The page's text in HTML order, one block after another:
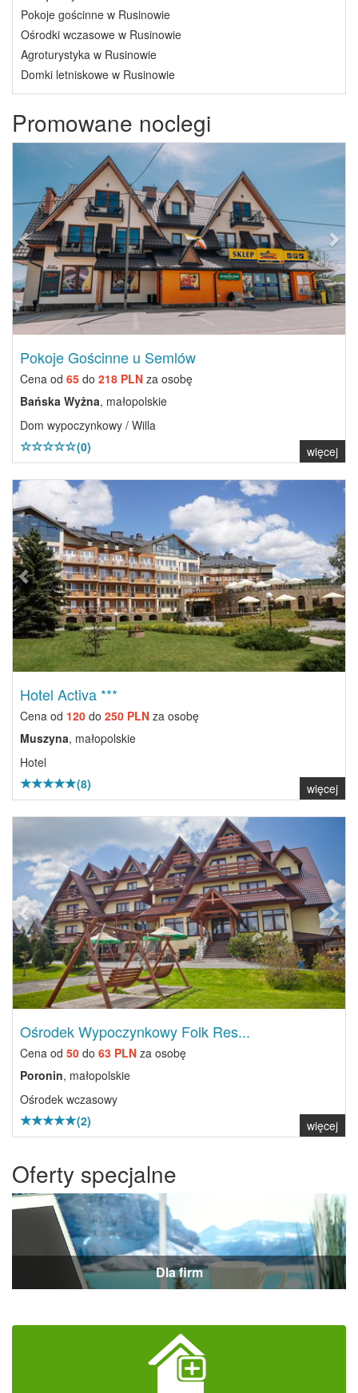
Pokoje gościnne w Rusinowie
Ośrodki wczasowe w Rusinowie
Agroturystyka w Rusinowie
Domki letniskowe w Rusinowie
Promowane noclegi
Previous Next
Pokoje Gościnne u Semlów
Cena od 65 do 218 PLN za osobę
Bańska Wyżna, małopolskie
Dom wypoczynkowy / Willa
(0)
więcej
Previous Next
Hotel Activa ***
Cena od 120 do 250 PLN za osobę
Muszyna, małopolskie
Hotel
(8)
więcej
Ośrodek Wypoczynkowy Folk Res...
Cena od 50 do 63 PLN za osobę
Poronin, małopolskie
Ośrodek wczasowy
(2)
więcej
Oferty specjalne
Dla firm